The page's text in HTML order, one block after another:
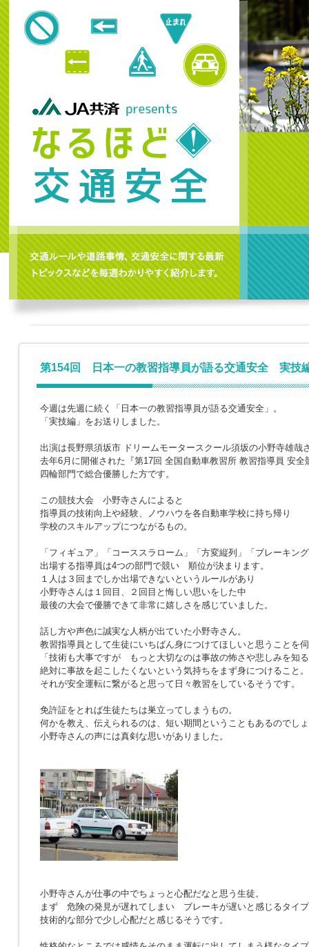
第154回 日本一の教習指導員が語る交通安全 実技
今週は先週に続く「日本一の教習指導員が語る交通安全」。
「実技編」をお送りしました。
出演は長野県須坂市 ドリームモータースクール須坂の小野寺雄哉
去年6月に開催された『第17回 全国自動車教習所 教習指導員 安全
四輪部門で総合優勝した方です。
この競技大会 小野寺さんによると
指導員の技術向上や経験、ノウハウを各自動車学校に持ち帰り
学校のスキルアップにつながるもの。
「フィギュア」「コーススラローム」「方変縦列」「ブレーキン
出場する指導員は4つの部門で競い 順位が決まります。
１人は３回までしか出場できないというルールがあり
小野寺さんは１回目、２回目と悔しい思いをした中
最後の大会で優勝できて非常に嬉しさを感じていました。
話し方や声色に誠実な人柄が出ていた小野寺さん。
教習指導員として生徒にいちばん身につけてほしいと思うことを
「技術も大事ですが もっと大切なのは事故の怖さや悲しみを知
絶対に事故を起こしたくないという気持ちをまず身につけること。
それが安全運転に繋がると思って日々教習をしているそうです。
免許証をとれば生徒たちは巣立ってしまうもの。
何かを教え、伝えられるのは、短い期間ということもあるのでし
小野寺さんの声には真剣な思いがありました。
小野寺さんが仕事の中でちょっと心配だなと思う生徒。
まず 危険の発見が遅れてしまい ブレーキが遅いと感じるタイ
技術的な部分で少し心配だと感じるそうです。